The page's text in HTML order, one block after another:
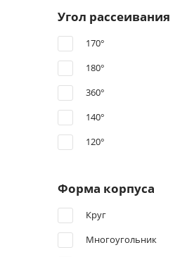
Угол рассеивания
170°
180°
360°
140°
120°
Форма корпуса
Круг
Многоугольник